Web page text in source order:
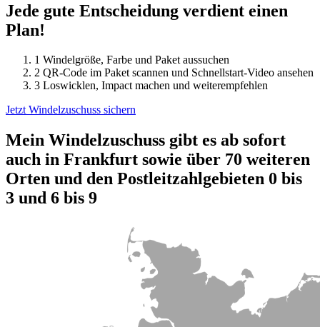
Jede gute Entscheidung verdient einen
Plan!
1 Windelgröße, Farbe und Paket aussuchen
2 QR-Code im Paket scannen und Schnellstart-Video ansehen
3 Loswicklen, Impact machen und weiterempfehlen
Jetzt Windelzuschuss sichern
Mein Windelzuschuss gibt es ab sofort
auch in Frankfurt sowie über 70 weiteren
Orten und den Postleitzahlgebieten 0 bis
3 und 6 bis 9